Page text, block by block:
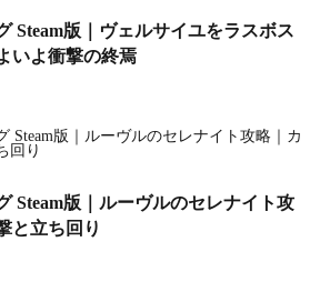
Steam版｜ヴェルサイユをラスボス
いよ衝撃の終焉
Steam版｜ルーヴルのセレナイト攻
と立ち回り